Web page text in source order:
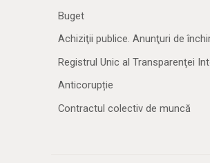
Buget
Achiziţii publice. Anunţuri de
Registrul Unic al Transparenţei
Anticorupție
Contractul colectiv de muncă